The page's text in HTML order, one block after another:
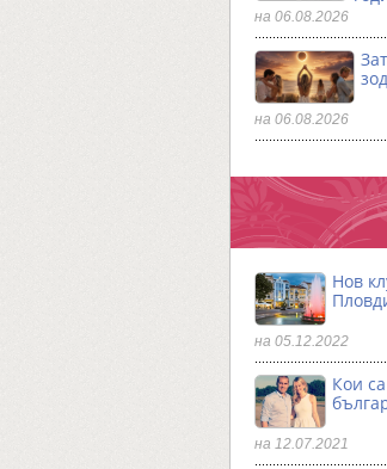
на 06.08.2026
на 06.08.2026
Нов
на 05.12.2022
Кои
на 12.07.2021